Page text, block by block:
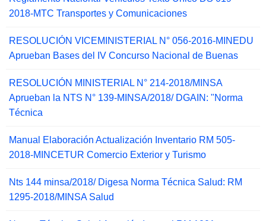
2018-MTC Transportes y Comunicaciones
RESOLUCIÓN VICEMINISTERIAL N° 056-2016-MINEDU
Aprueban Bases del IV Concurso Nacional de Buenas
RESOLUCIÓN MINISTERIAL N° 214-2018/MINSA
Aprueban la NTS N° 139-MINSA/2018/ DGAIN: "Norma
Técnica
Manual Elaboración Actualización Inventario RM 505-
2018-MINCETUR Comercio Exterior y Turismo
Nts 144 minsa/2018/ Digesa Norma Técnica Salud: RM
1295-2018/MINSA Salud